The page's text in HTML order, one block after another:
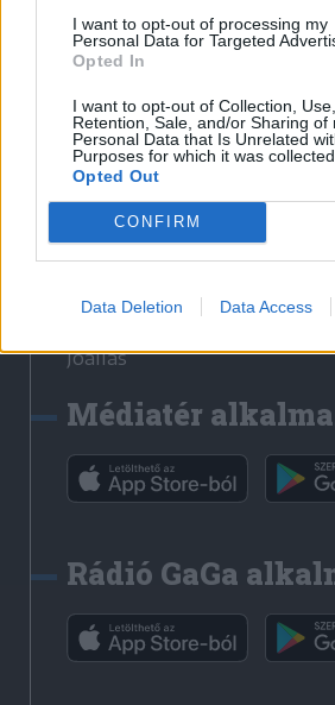
I want to opt-out of processing my
Personal Data for Targeted
Opted In
I want to opt-out of Collection, Use,
Retention, Sale, and/or Sharing of
Personal Data that Is Unrelated
Purposes for which it was collected.
Opted Out
CONFIRM
Data Deletion Data Access
Médiatér
Székely Sport
Liget
Bihari Napló
Erdélyi Napló
Főtér
Jóállás
Médiatér
Rádió GaGa